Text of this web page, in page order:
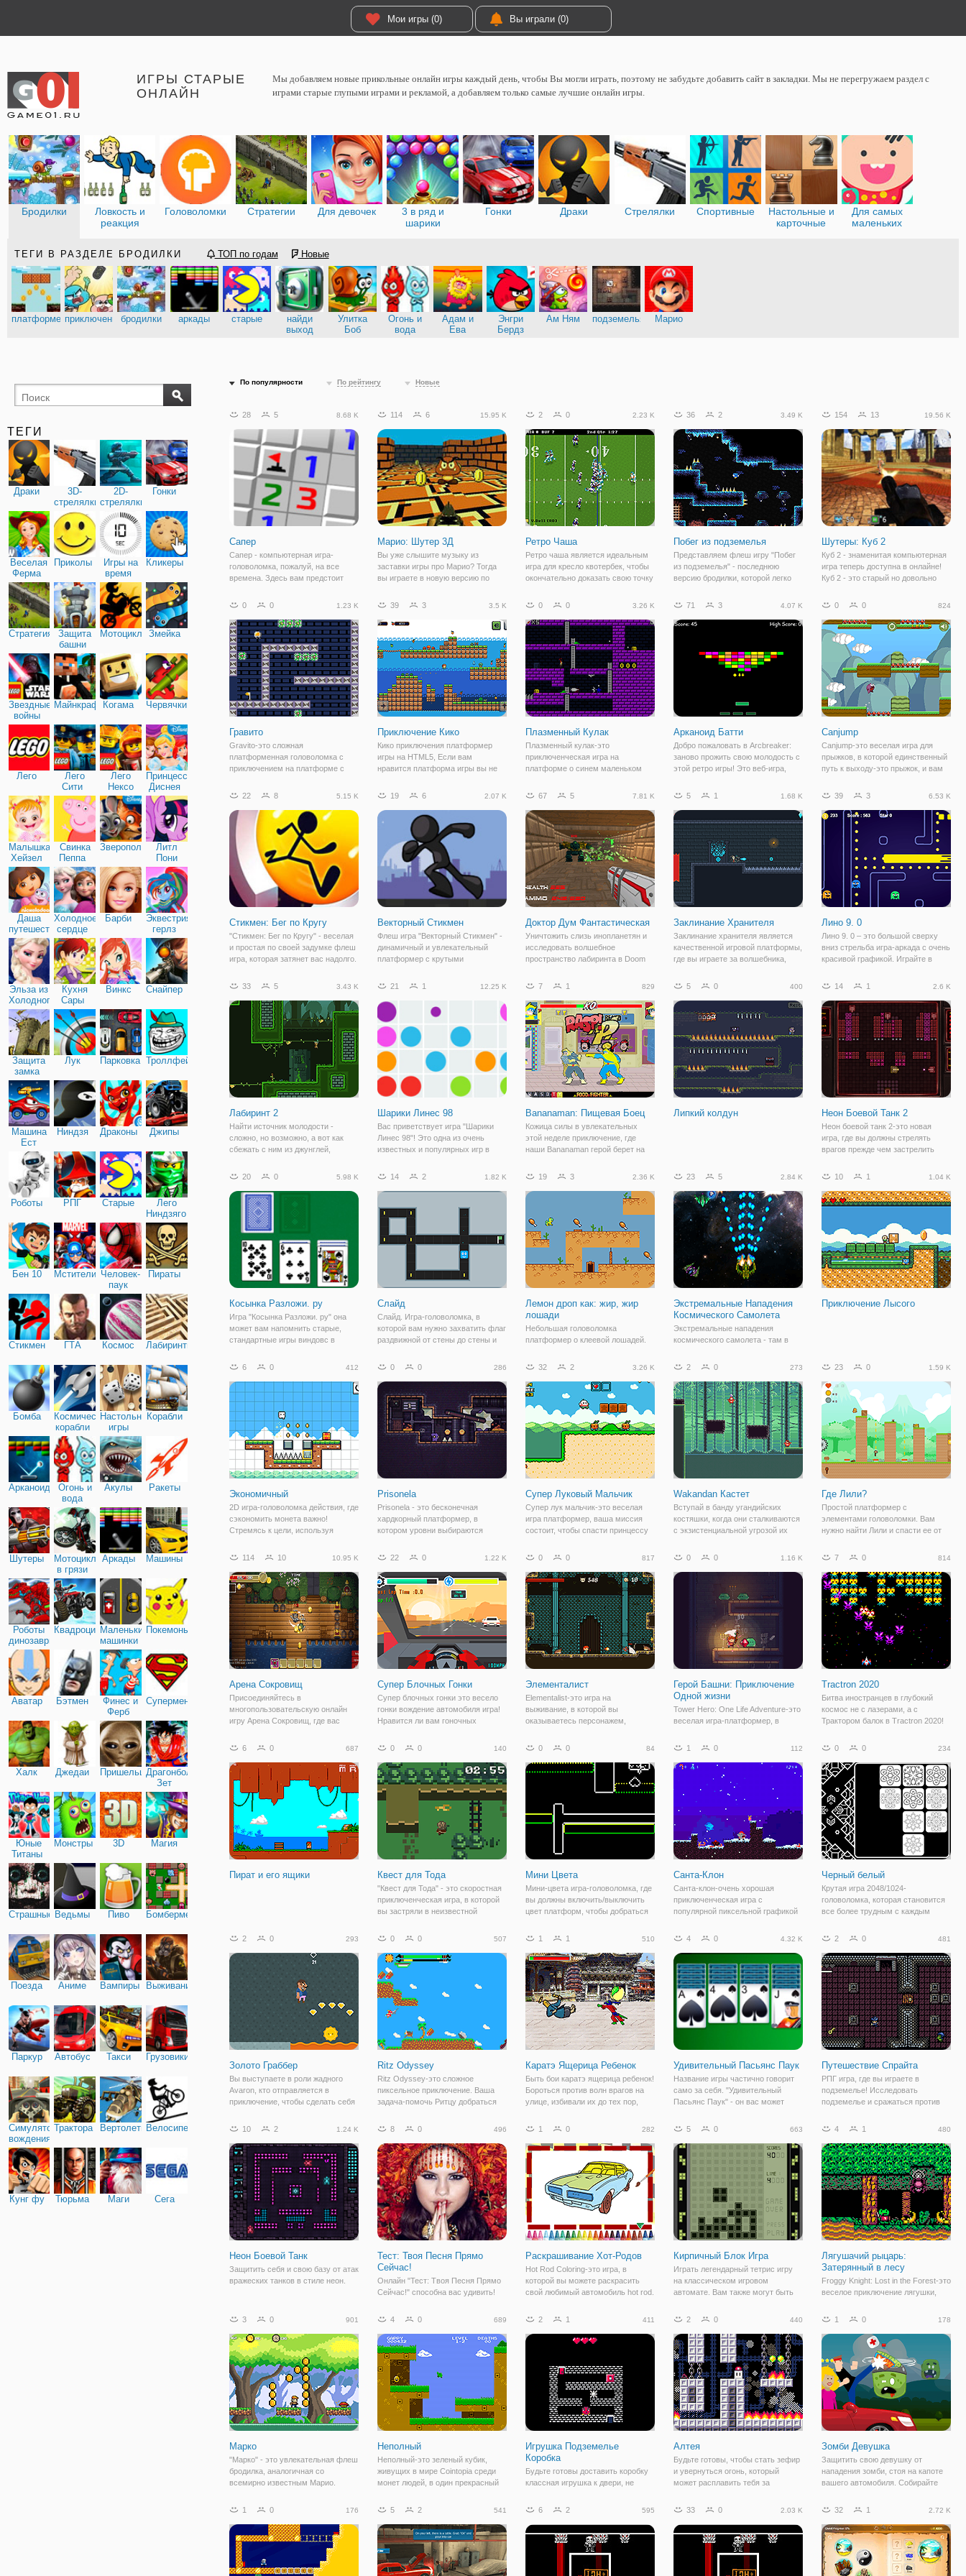
Мои игры (0) Вы играли (0)
ИГРЫ СТАРЫЕ
ОНЛАЙН
Мы добавляем новые прикольные онлайн игры каждый день, чтобы Вы могли играть, поэтому не забудьте добавить сайт в закладки. Мы не перегружаем раздел с
играми старые глупыми играми и рекламой, а добавляем только самые лучшие онлайн игры.
Бродилки
Ловкость и
реакция
Головоломки Стратегии Для девочек
3 в ряд и
шарики
Гонки Драки Стрелялки Спортивные
Настольные и
карточные
Для самых
маленьких
ТЕГИ В РАЗДЕЛЕ БРОДИЛКИ ТОП по годам Новые
платформерыприключениябродилки аркады старые
найди
выход
Улитка
Боб
Огонь и
вода
Адам и
Ева
Энгри
Бердз
Ам Ням подземелья Марио
ТЕГИ
Драки
3D-
стрелялки
2D-
стрелялки
Гонки
Веселая
Ферма
Приколы
Игры на
время
Кликеры
Стратегия
Защита
башни
МотоциклыЗмейка
Звездные
войны
МайнкрафтКогама Червячки
Лего
Лего
Сити
Лего
Нексо
Найтс
Принцессы
Диснея
Малышка
Хейзел
Свинка
Пеппа
Зверополис
Литл
Пони
Дружба
Даша
путешественница
Холодное
сердце
Барби
Эквестрия
герлз
Эльза из
Холодного
сердца
Кухня
Сары
Винкс Снайпер
Защита
замка
Лук Парковка Троллфейс
Машина
Ест
Машину
Ниндзя Драконы Джипы
Роботы РПГ Старые
Лего
Ниндзяго
Бен 10 Мстители Человек-
паук
Пираты
Стикмен ГТА Космос Лабиринты
Бомба
Космические
корабли
Настольные
игры
Корабли
Арканоид
Огонь и
вода
Акулы Ракеты
Шутеры
Мотоциклы
в грязи
Аркады Машины
Роботы
динозавры
КвадроциклыМаленькие
машинки
Покемоны
Аватар Бэтмен
Финес и
Ферб
Супермен
Халк Джедаи ПришельцыДрагонболл
Зет
Юные
Титаны
Монстры 3D Магия
Страшные Ведьмы Пиво Бомбермен
Поезда Аниме Вампиры Выживание
Паркур Автобус Такси Грузовики
Симулятор
вождения
Трактора ВертолетыВелосипед
Кунг фу Тюрьма Маги Сега
По популярности По рейтингу Новые
28 5 8.68 K
Сапер
Сапер - компьютерная игра-
головоломка, пожалуй, на все
времена. Здесь вам предстоит
проставляя на них флажки и
заключается в следующем.
Нажмите ЛКМ (левую кнопку
114 6 15.95 K
Марио: Шутер 3Д
Вы уже слышите музыку из
заставки игры про Марио? Тогда
вы играете в новую версию по
названием "Марио: Шутер 3Д". Как
шутер, в котором вы оказываетесь
в локации в
2 0 2.23 K
Ретро Чаша
Ретро чаша является идеальным
игра для кресло квотербек, чтобы
окончательно доказать свою точку
славном стиле ретро, игра имеет
в реестр, в том числе пресс
пошлины
36 2 3.49 K
Побег из подземелья
Представляем флеш игру "Побег
из подземелья" - последнюю
версию бродилки, которой легко
пройти. Здесь вы окажетесь в
в окружении многочисленных
154 13 19.56 K
Шутеры: Куб 2
Куб 2 - знаменитая компьютерная
игра теперь доступна в онлайне!
Куб 2 - это старый но довольно
на знаменитейший Квейк. Здесь
ботов, который можно добавлять и
0 0 1.23 K
Гравито
Gravito-это сложная
платформенная головоломка с
приключением на платформе с
нашему герою преодолеть
платформе и меняя ориентацию
его приземления. Уровень
39 3 3.5 K
Приключение Кико
Кико приключения платформер
игры на HTML5, Если вам
нравится платформа игры вы не
подобрать и играть благодаря
Путешествие по красиво
разработанных уровней, чтобы
0 0 3.26 K
Плазменный Кулак
Плазменный кулак-это
приключенческая игра на
платформе о синем маленьком
в качестве своего основного
фиолетового подземелья,
используя силу плазменного
71 3 4.07 K
Арканоид Батти
Добро пожаловать в Arcbreaker:
заново прожить свою молодость с
этой ретро игры! Это веб-игра,
классических аркадных игр
все цветные кирпичи на каждом
уровне и
0 0 824
Canjump
Canjump-это веселая игра для
прыжков, в которой единственный
путь к выходу-это прыжок, и вам
время. Неправильный прыжок
вернетесь и повторите это снова,
22 8 5.15 K
Стикмен: Бег по Кругу
"Стикмен: Бег по Кругу" - веселая
и простая по своей задумке флеш
игра, которая затянет вас надолго.
поле, где под вашим управлением
внутри круга и ваша задача
19 6 2.07 K
Векторный Стикмен
Флеш игра "Векторный Стикмен" -
динамичный и увлекательный
платформер с крутыми
поможете шустрому Стикмену
на его маршруте. Ему уже не
привыкать преодолевать полосы
67 5 7.81 K
Доктор Дум Фантастическая
Уничтожить слизь инопланетян и
исследовать волшебное
пространство лабиринта в Doom
Выберите ваше оружие и
5 1 1.68 K
Заклинание Хранителя
Заклинание хранителя является
качественной игровой платформы,
где вы играете за волшебника,
замок напичкан ловушками и
39 3 6.53 K
Лино 9. 0
Лино 9. 0 – это большой сверху
вниз стрельба игра-аркада с очень
красивой графикой. Играйте в
большой игры! Игра идеально
устройств.
33 5 3.43 K
Лабиринт 2
Найти источник молодости -
сложно, но возможно, а вот как
сбежать с ним из джунглей,
"Лабиринт 2" вам предстоит взять
вашим персонажем будет
отважная девушка,
21 1 12.25 K
Шарики Линес 98
Вас приветствует игра "Шарики
Линес 98"! Это одна из очень
известных и популярных игр в
утратила своей славы, потому как
но в то же время интересные. Эта
игра
7 1 829
Bananaman: Пищевая Боец
Кожица силы в увлекательных
этой неделе приключение, где
наши Bananaman герой берет на
больше похоже на один в
взять под контроль наш калий -
5 0 400
Липкий колдун
14 1 2.6 K
Неон Боевой Танк 2
Неон боевой танк 2-это новая
игра, где вы должны стрелять
врагов прежде чем застрелить
тридцать врагов.
20 0 5.98 K
Косынка Разложи. ру
Игра "Косынка Разложи. ру" она
может вам напомнить старые,
стандартные игры виндовс в
Косынка очень простая,
игрок. Цель игры состоит в том,
14 2 1.82 K
Слайд
Слайд. Игра-головоломка, в
которой вам нужно захватить флаг
раздвижной от стены до стены и
черных дыр; они никогда не
есть редактор уровней, вы можете
создавать
19 3 2.36 K
Лемон дроп как: жир, жир
лошади
Небольшая головоломка
платформер о клеевой лошадей.
23 5 2.84 K
Экстремальные Нападения
Космического Самолета
Экстремальные нападения
космического самолета - там в
корабль и стрелять по врагам.
10 1 1.04 K
Приключение Лысого
6 0 412
Экономичный
2D игра-головоломка действия, где
сэкономить монета важно!
Стремясь к цели, используя
блоками. Перерыв блок с
полезны. Но нужны монеты. Когда
вы очистить сцену,
0 0 286
Prisonela
Prisonela - это бесконечная
хардкорный платформер, в
котором уровни выбираются
заключение не может быть таким
дикий конкурс, где наградой будет
ваша жизнь! Вам
32 2 3.26 K
Супер Луковый Мальчик
Супер лук мальчик-это веселая
игра платформер, ваша миссия
состоит, чтобы спасти принцессу
заточили ее в волшебный пузырь,
пути и уклоняться от препятствий,
2 0 273
Wakandan Кастет
Вступай в банду угандийских
костяшки, когда они сталкиваются
с экзистенциальной угрозой их
сохранить ваши bruddahs! Вы
23 0 1.59 K
Где Лили?
Простой платформер с
элементами головоломки. Вам
нужно найти Лили и спасти ее от
114
10 10.95 K
Арена Сокровищ
Присоединяйтесь в
многопользовательскую онлайн
игру Арена Сокровищ, где вас
представляет собой бродилку с
вы будете играть за рыцаря. Он
оказался на арене с
22 0 1.22 K
Супер Блочных Гонки
Супер блочных гонки это весело
гонки вождение автомобиля игра!
Нравится ли вам гоночных
удовольствие? В супер блочных
весело и приятно смотреть с
хорошо
0 0 817
Элементалист
Elementalist-это игра на
выживание, в которой вы
оказываетесь персонажем,
подземелья. Вы быстро
на самом деле вы находитесь в
0 0 1.16 K
Герой Башни: Приключение
Одной жизни
Tower Hero: One Life Adventure-это
веселая игра-платформер, в
башню, наполненную монстрами,
богатства и славы! Становитесь
сильнее и достигайте более
высоких этажей
7 0 814
Tractron 2020
Битва иностранцев в глубокий
космос не с лазерами, а с
Трактором балок в Tractron 2020!
пиксельных врагов в этой ретро
помощью лазерных выстрелов и
закончить их с вашими
6 0 687
Пират и его ящики
0 0 140
Квест для Тода
"Квест для Тода" - это скоростная
приключенческая игра, в которой
вы застряли в неизвестной
странными машинами и роботами.
предстоит найти все ключи и коды,
которые
0 0 84
Мини Цвета
Мини-цвета игра-головоломка, где
вы должны включить/выключить
цвет платформ, чтобы добраться
в некоторых ретро-игр и имеет
цвета имеет 36 уровней с
различными
1 0 112
Санта-Клон
Санта-клон-очень хорошая
приключенческая игра с
популярной пиксельной графикой
каждом раунде в роли Санта-
собирать рождественские подарки,
преодолеть препятствия,
0 0 234
Черный белый
Крутая игра 2048/1024-
головоломка, которая становится
все более трудным с каждым
с помощью стрелок или клавиш со
одинаковых изображений, чтобы
позволить ему расти
2 0 293
Золото Граббер
Вы выступаете в роли жадного
Avaron, кто отправляется в
приключение, чтобы сделать себя
купить огромный новый замок
врагов, избегайте сложных
препятствий и
0 0 507
Ritz Odyssey
Ritz Odyssey-это сложное
пиксельное приключение. Ваша
задача-помочь Ритцу добраться
должны поддерживать свою
избегая всех опасностей на своем
пути. Как далеко
1 1 510
Каратэ Ящерица Ребенок
Быть бои каратэ ящерица ребенок!
Бороться против волн врагов на
улице, избивали их до тех пор,
поднимает и вы должны доказать,
них до конца.
4 0 4.32 K
Удивительный Пасьянс Паук
Название игры частично говорит
само за себя. "Удивительный
Пасьянс Паук" - он вас может
и разными вариациями как карт
Также в игре есть три режима
игры: 1
2 0 481
Путешествие Спрайта
РПГ игра, где вы играете в
подземелье! Исследовать
подземелье и сражаться против
им убить тебя или тебе придется
вы выжить здесь, несмотря ни на
что? Удачи!
10 2 1.24 K
Неон Боевой Танк
Защитить себя и свою базу от атак
вражеских танков в стиле неон.
8 0 496
Тест: Твоя Песня Прямо
Сейчас!
Онлайн "Тест: Твоя Песня Прямо
Сейчас!" способна вас удивить!
удивление, результат совпал с
простой тест, с понятными
вопросами и простой механикой.
Здесь вы
1 0 282
Раскрашивание Хот-Родов
Hot Rod Coloring-это игра, в
которой вы можете раскрасить
свой любимый автомобиль hot rod.
машины, если хотите. Вы можете
автомобиль. Используйте мышь
5 0 663
Кирпичный Блок Игра
Играть легендарный тетрис игру
на классическом игровом
автомате. Вам также могут быть
мобильном телефоне.
4 1 480
Лягушачий рыцарь:
Затерянный в лесу
Froggy Knight: Lost in the Forest-это
веселое приключение лягушки,
Сумейте использовать свои
врагов, чтобы сбежать из леса!
Будьте готовы оказаться в дикой
3 0 901
Марко
"Марко" - это увлекательная флеш
бродилка, аналогичная со
всемирно известным Марио.
забавным человечком, которому
Действия будут происходить в
знакомом, 8-ми
4 0 689
Неполный
Неполный-это зеленый кубик,
живущих в мире Cointopia среди
монет людей, в один прекрасный
монета Хранитель придет и
приносит им свои деньги заполнен
под глубин ада.
2 1 411
Игрушка Подземелье
Коробка
Будьте готовы доставить коробку
классная игрушка к двери, не
узкий шаблон и увернуться от
при ударе. Ваша цель состоит,
чтобы переместить коробки и
2 0 440
Алтея
Будьте готовы, чтобы стать зефир
и увернуться огонь, который
может расплавить тебя за
кнопки для перемещения
другие бонусы. Высоко прыгать и
карабкаться по стенам
1 0 178
Зомби Девушка
Защитить свою девушку от
нападения зомби, стоя на капоте
вашего автомобиля. Собирайте
уворачиваясь и пиная Ходячих
сожрут тебя. Удачи!
1 0 176 5 2 541 6 2 595 33 0 2.03 K 32 1 2.72 K